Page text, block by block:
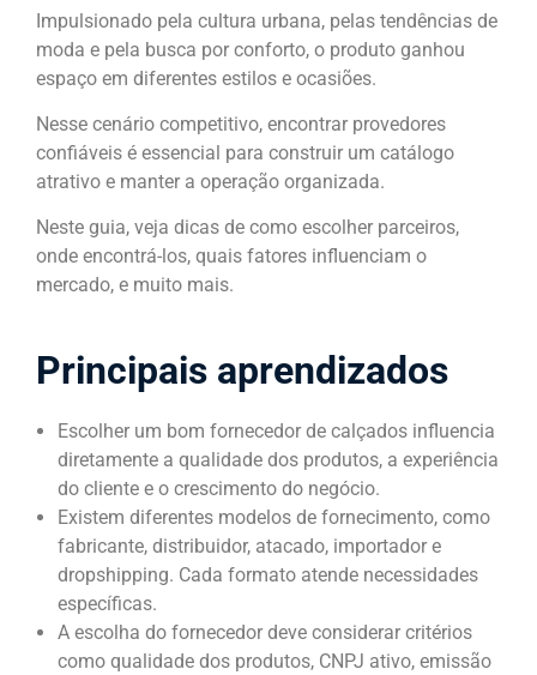
Impulsionado pela cultura urbana, pelas tendências de
moda e pela busca por conforto, o produto ganhou
espaço em diferentes estilos e ocasiões.
Nesse cenário competitivo, encontrar provedores
confiáveis é essencial para construir um catálogo
atrativo e manter a operação organizada.
Neste guia, veja dicas de como escolher parceiros,
onde encontrá-los, quais fatores influenciam o
mercado, e muito mais.
Principais aprendizados
Escolher um bom fornecedor de calçados influencia
diretamente a qualidade dos produtos, a experiência
do cliente e o crescimento do negócio.
Existem diferentes modelos de fornecimento, como
fabricante, distribuidor, atacado, importador e
dropshipping. Cada formato atende necessidades
específicas.
A escolha do fornecedor deve considerar critérios
como qualidade dos produtos, CNPJ ativo, emissão